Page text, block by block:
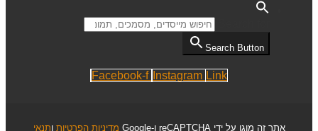
Search Button
Facebook-f Instagram Link
אתר זה מוגן על ידי reCAPTCHA ו-Google מדיניות הפרטיות ותנאי